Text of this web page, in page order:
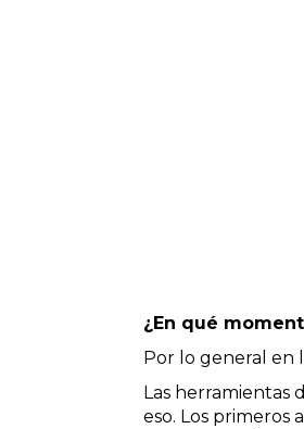
¿En qué
Por lo general en
Las herramientas
eso. Los primeros